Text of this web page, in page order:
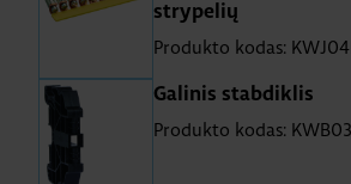
strypelių
Produkto kodas:
Galinis stabdiklis
Produkto kodas: KWB03